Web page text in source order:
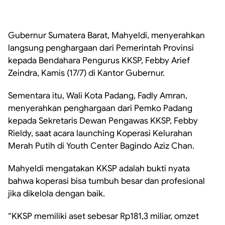
Gubernur Sumatera Barat, Mahyeldi, menyerahkan
langsung penghargaan dari Pemerintah Provinsi
kepada Bendahara Pengurus KKSP, Febby Arief
Zeindra, Kamis (17/7) di Kantor Gubernur.
Sementara itu, Wali Kota Padang, Fadly Amran,
menyerahkan penghargaan dari Pemko Padang
kepada Sekretaris Dewan Pengawas KKSP, Febby
Rieldy, saat acara launching Koperasi Kelurahan
Merah Putih di Youth Center Bagindo Aziz Chan.
Mahyeldi mengatakan KKSP adalah bukti nyata
bahwa koperasi bisa tumbuh besar dan profesional
jika dikelola dengan baik.
“KKSP memiliki aset sebesar Rp181,3 miliar, omzet